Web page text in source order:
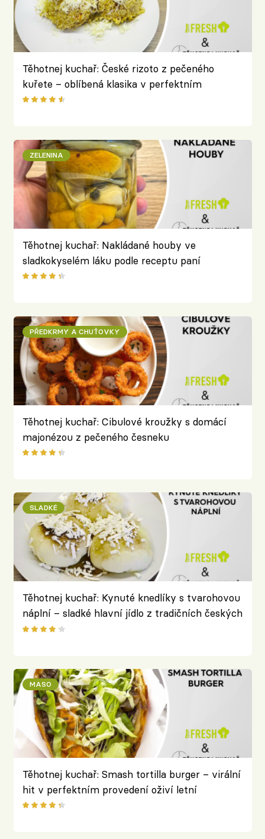
Těhotnej kuchař: České rizoto z pečeného
kuřete – oblíbená klasika v perfektním
provedení
ZELENINA
Těhotnej kuchař: Nakládané houby ve
sladkokyselém láku podle receptu paní
Columbové
PŘEDKRMY A CHUŤOVKY
Těhotnej kuchař: Cibulové kroužky s domácí
majonézou z pečeného česneku
SLADKÉ
Těhotnej kuchař: Kynuté knedlíky s tvarohovou
náplní – sladké hlavní jídlo z tradičních českých
surovin
MASO
Těhotnej kuchař: Smash tortilla burger – virální
hit v perfektním provedení oživí letní
grilovačky